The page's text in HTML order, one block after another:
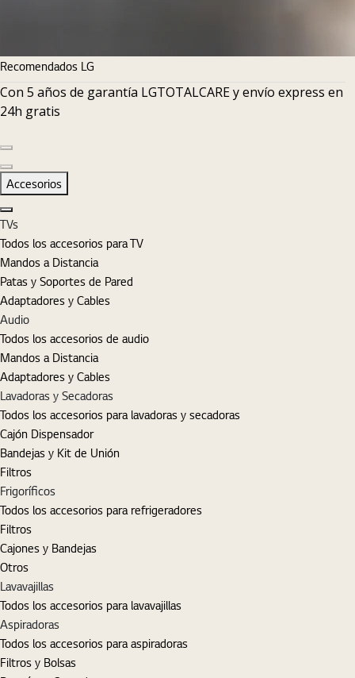
Recomendados LG
Con 5 años de garantía LGTOTALCARE y envío express en
24h gratis
Diapositiva siguiente
Accesorios
Cerrar
TVs
Todos los accesorios para TV
Mandos a Distancia
Patas y Soportes de Pared
Adaptadores y Cables
Audio
Todos los accesorios de audio
Mandos a Distancia
Adaptadores y Cables
Lavadoras y Secadoras
Todos los accesorios para lavadoras y secadoras
Cajón Dispensador
Bandejas y Kit de Unión
Filtros
Frigoríficos
Todos los accesorios para refrigeradores
Filtros
Cajones y Bandejas
Otros
Lavavajillas
Todos los accesorios para lavavajillas
Aspiradoras
Todos los accesorios para aspiradoras
Filtros y Bolsas